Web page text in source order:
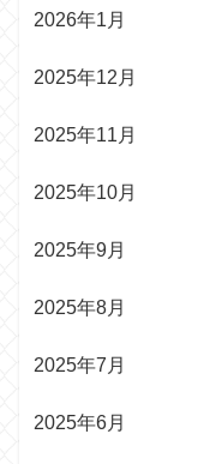
2026年1月
2025年12月
2025年11月
2025年10月
2025年9月
2025年8月
2025年7月
2025年6月